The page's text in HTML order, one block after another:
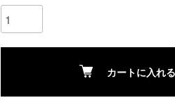
カートに入れる